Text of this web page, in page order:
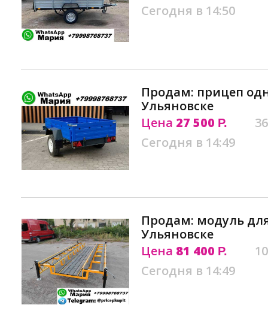
Сегодня в 14:50
Продам: прицеп
Ульяновске
Цена 27 500 Р.
Сегодня в 14:49
Продам: модуль
Ульяновске
Цена 81 400 Р.
Сегодня в 14:49